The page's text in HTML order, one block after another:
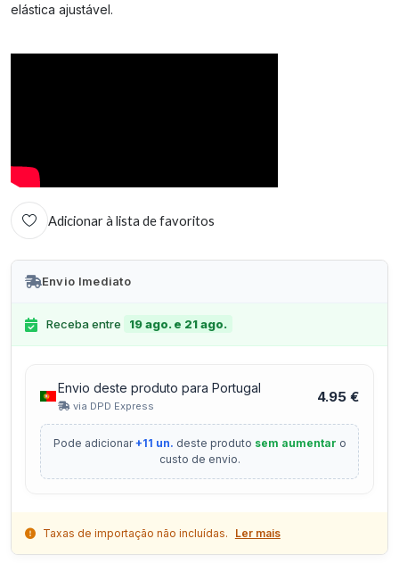
elástica ajustável.
Adicionar à lista de favoritos
Envio Imediato
Receba entre 19 ago. e 21 ago.
Envio deste produto para Portugal
via DPD Express
4.95 €
Pode adicionar+11 un. deste produto sem aumentar o
custo de envio.
Taxas de importação não incluídas. Ler mais